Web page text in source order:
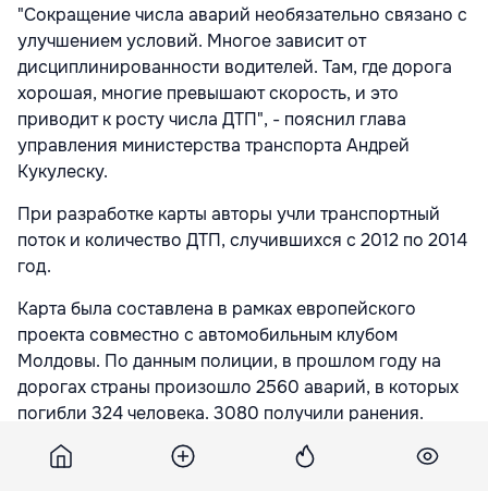
"Сокращение числа аварий необязательно связано с
улучшением условий. Многое зависит от
дисциплинированности водителей. Там, где дорога
хорошая, многие превышают скорость, и это
приводит к росту числа ДТП", - пояснил глава
управления министерства транспорта Андрей
Кукулеску.
При разработке карты авторы учли транспортный
поток и количество ДТП, случившихся с 2012 по 2014
год.
Карта была составлена в рамках европейского
проекта совместно с автомобильным клубом
Молдовы. По данным полиции, в прошлом году на
дорогах страны произошло 2560 аварий, в которых
погибли 324 человека. 3080 получили ранения.
Подпишитесь на новости Point.md в Google